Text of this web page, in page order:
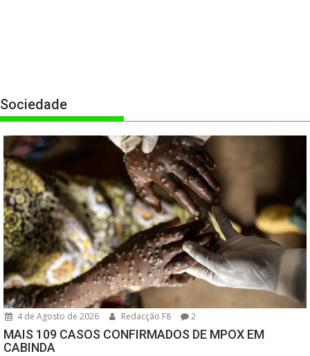
Sociedade
4 de Agosto de 2026 Redacção F8 2
MAIS 109 CASOS CONFIRMADOS DE MPOX EM
CABINDA